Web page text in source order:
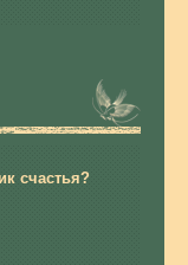
счастья?